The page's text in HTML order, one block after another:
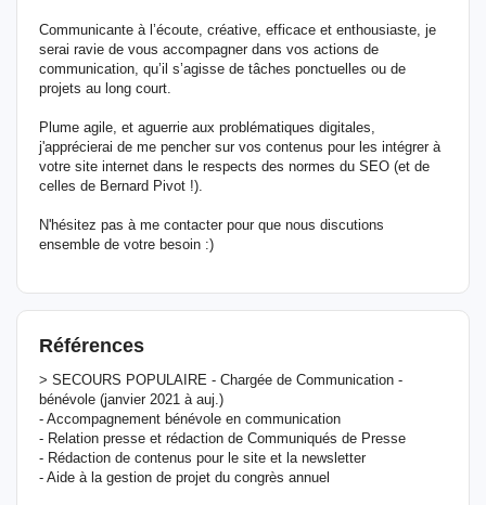
Communicante à l’écoute, créative, efficace et enthousiaste, je
serai ravie de vous accompagner dans vos actions de
communication, qu’il s’agisse de tâches ponctuelles ou de
projets au long court.
Plume agile, et aguerrie aux problématiques digitales,
j'apprécierai de me pencher sur vos contenus pour les intégrer à
votre site internet dans le respects des normes du SEO (et de
celles de Bernard Pivot !).
N'hésitez pas à me contacter pour que nous discutions
ensemble de votre besoin :)
Références
> SECOURS POPULAIRE - Chargée de Communication -
bénévole (janvier 2021 à auj.)
- Accompagnement bénévole en communication
- Relation presse et rédaction de Communiqués de Presse
- Rédaction de contenus pour le site et la newsletter
- Aide à la gestion de projet du congrès annuel